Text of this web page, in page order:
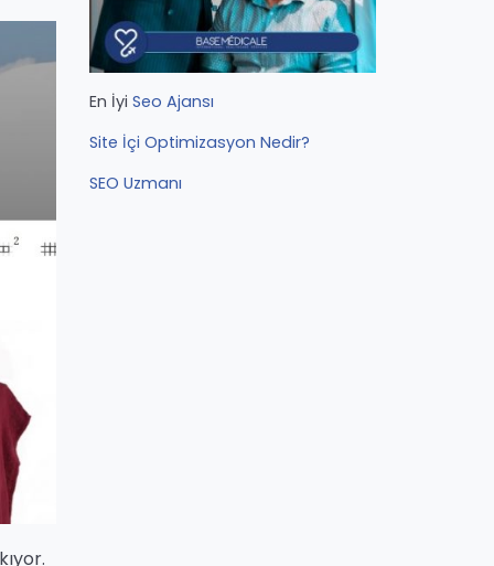
En İyi Seo Ajansı
Site İçi Optimizasyon Nedir?
SEO Uzmanı